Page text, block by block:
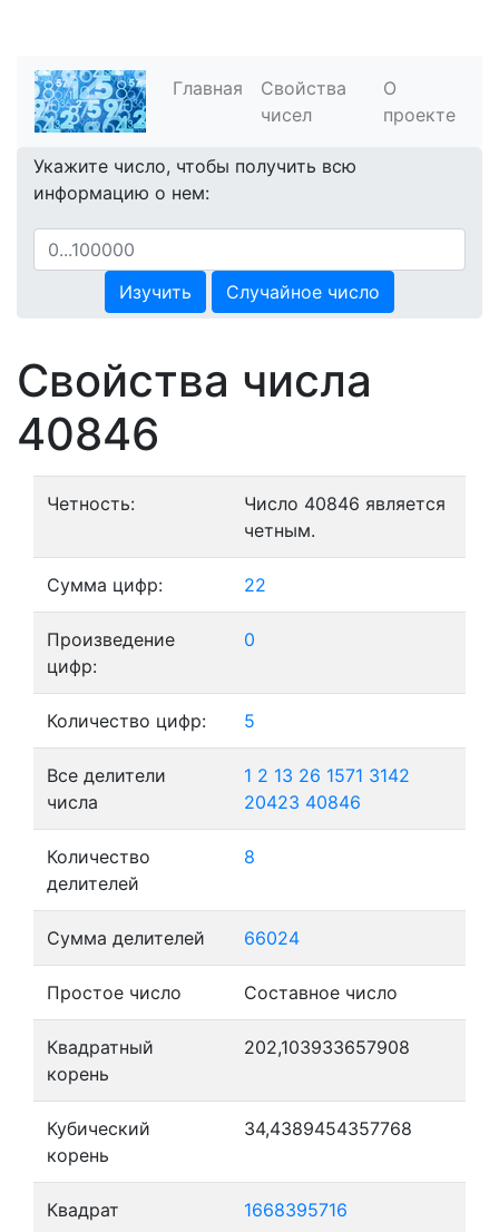
Главная
Свойства
чисел
О
проекте
Укажите число, чтобы получить всю
информацию о нем:
Изучить Случайное число
Свойства числа
40846
Четность:
Число 40846 является
четным.
Сумма цифр: 22
Произведение
цифр:
0
Количество цифр: 5
Все делители
числа
1 2 13 26 1571 3142
20423 40846
Количество
делителей
8
Сумма делителей 66024
Простое число Составное число
Квадратный
корень
202,103933657908
Кубический
корень
34,4389454357768
Квадрат 1668395716